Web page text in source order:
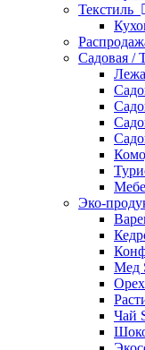
Текстиль
Садовая /
Эко-
Мед
Чай